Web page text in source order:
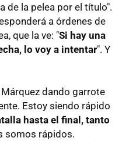
de la pelea por el título".
a órdenes de
que la ve: "Si hay una
lo voy a intentar". Y
dando garrote
Estoy siendo rápido
hasta el final, tanto
somos rápidos.